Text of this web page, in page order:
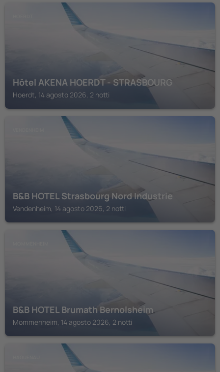
Hôtel AKENA HOERDT - STRASBOURG
Hoerdt, 14 agosto 2026, 2 notti
B&B HOTEL Strasbourg Nord Industrie
Vendenheim, 14 agosto 2026, 2 notti
B&B HOTEL Brumath Bernolsheim
Mommenheim, 14 agosto 2026, 2 notti